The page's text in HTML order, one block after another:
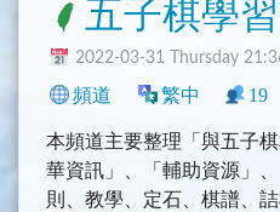
五子棋學
2022-03-31 Thursday
頻道 繁中 19
本頻道主要整理「與五子
華資訊」、「輔助資源」
則、教學、定石、棋譜、